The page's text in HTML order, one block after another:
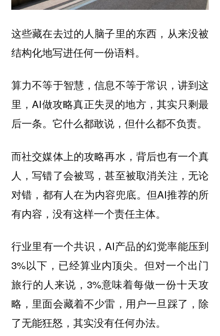
这些藏在去过的人脑子里的东西，从来没被
结构化地写进任何一份语料。
算力不等于智慧，信息不等于常识，讲到这
里，AI做攻略真正失灵的地方，其实只剩最
后一条。它什么都敢说，但什么都不负责。
而社交媒体上的攻略再水，背后也有一个真
人，写错了会被骂，甚至被取消关注，无论
对错，都有人在为内容兜底。但AI推荐的所
有内容，没有这样一个责任主体。
行业里有一个共识，AI产品的幻觉率能压到
3%以下，已经算业内顶尖。但对一个出门
旅行的人来说，3%意味着每做一份十天攻
略，里面会藏着不少雷，用户一旦踩了，除
了无能狂怒，其实没有任何办法。